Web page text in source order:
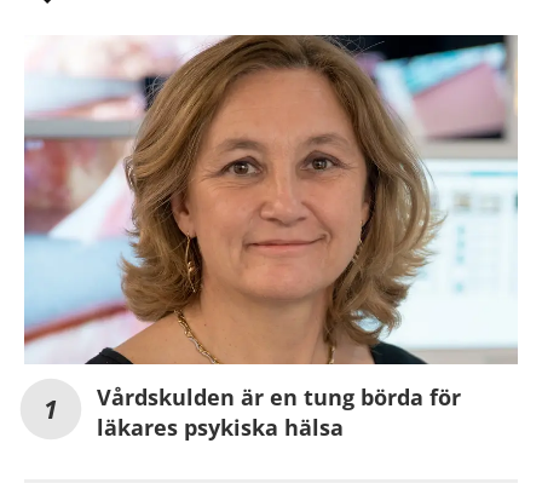
Vårdskulden är en tung börda för
läkares psykiska hälsa